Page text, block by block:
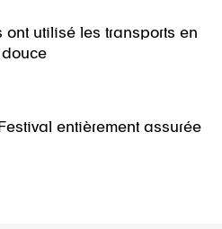
ont utilisé les transports en
entièrement assurée